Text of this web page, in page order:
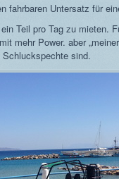
fahrbaren Untersatz für
Teil pro Tag zu mieten.
mehr Power. aber
sind.